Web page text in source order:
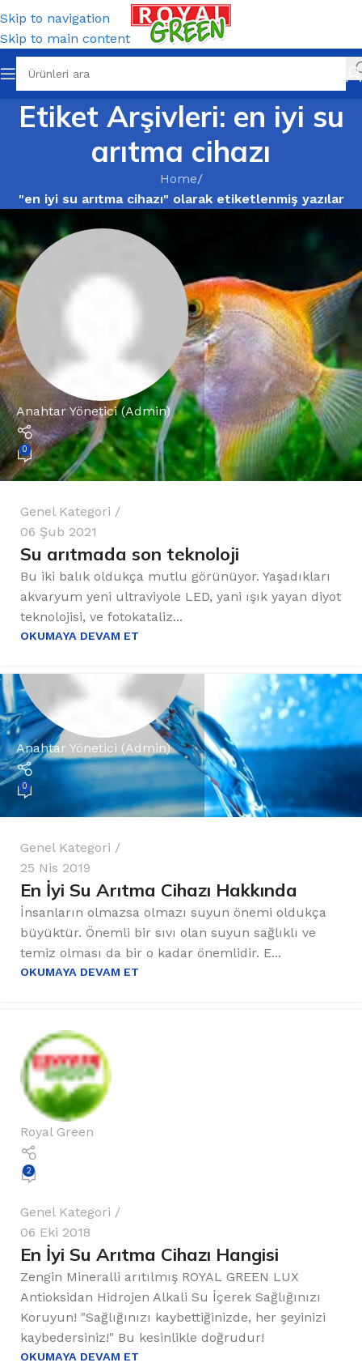
Skip to navigation
Skip to main content
Etiket Arşivleri: en iyi su
arıtma cihazı
Home/
"en iyi su arıtma cihazı" olarak etiketlenmiş yazılar
Anahtar Yönetici (Admin)
0
Genel Kategori
06 Şub 2021
Su arıtmada son teknoloji
Bu iki balık oldukça mutlu görünüyor. Yaşadıkları
akvaryum yeni ultraviyole LED, yani ışık yayan diyot
teknolojisi, ve fotokataliz...
OKUMAYA DEVAM ET
Anahtar Yönetici (Admin)
0
Genel Kategori
25 Nis 2019
En İyi Su Arıtma Cihazı Hakkında
İnsanların olmazsa olmazı suyun önemi oldukça
büyüktür. Önemli bir sıvı olan suyun sağlıklı ve
temiz olması da bir o kadar önemlidir. E...
OKUMAYA DEVAM ET
Royal Green
2
Genel Kategori
06 Eki 2018
En İyi Su Arıtma Cihazı Hangisi
Zengin Mineralli arıtılmış ROYAL GREEN LUX
Antioksidan Hidrojen Alkali Su İçerek Sağlığınızı
Koruyun! "Sağlığınızı kaybettiğinizde, her şeyinizi
kaybedersiniz!" Bu kesinlikle doğrudur!
OKUMAYA DEVAM ET
Royal Green